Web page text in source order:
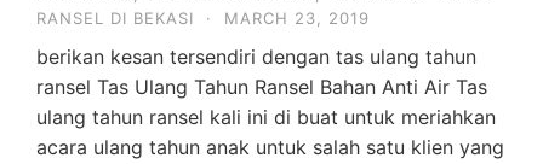
RANSEL DI BEKASI
· MARCH 23, 2019
berikan kesan tersendiri dengan tas ulang tahun
ransel Tas Ulang Tahun Ransel Bahan Anti Air Tas
ulang tahun ransel kali ini di buat untuk meriahkan
acara ulang tahun anak untuk salah satu klien yang